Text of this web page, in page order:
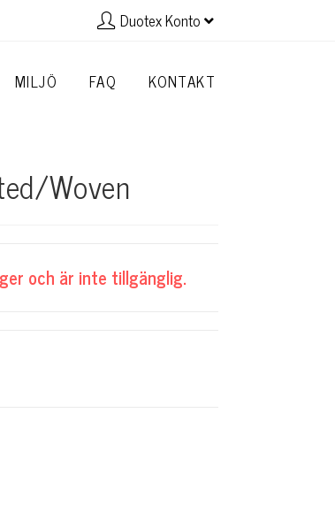
Duotex Konto
MILJÖ FAQ KONTAKT
Woven
och är inte tillgänglig.